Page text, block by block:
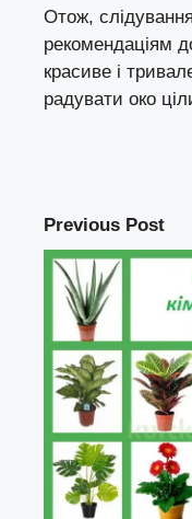
Отож,
рекомендаціям
красиве і
радувати око
Previous Post